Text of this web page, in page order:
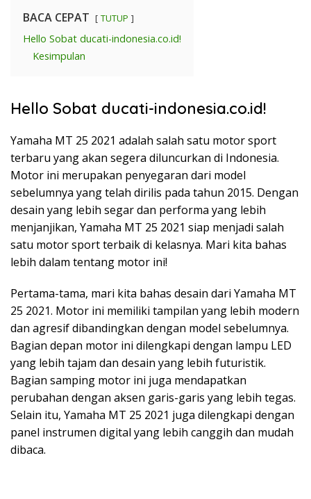
BACA CEPAT TUTUP
Hello Sobat ducati-indonesia.co.id!
Kesimpulan
Hello Sobat ducati-indonesia.co.id!
Yamaha MT 25 2021 adalah salah satu motor sport
terbaru yang akan segera diluncurkan di Indonesia.
Motor ini merupakan penyegaran dari model
sebelumnya yang telah dirilis pada tahun 2015. Dengan
desain yang lebih segar dan performa yang lebih
menjanjikan, Yamaha MT 25 2021 siap menjadi salah
satu motor sport terbaik di kelasnya. Mari kita bahas
lebih dalam tentang motor ini!
Pertama-tama, mari kita bahas desain dari Yamaha MT
25 2021. Motor ini memiliki tampilan yang lebih modern
dan agresif dibandingkan dengan model sebelumnya.
Bagian depan motor ini dilengkapi dengan lampu LED
yang lebih tajam dan desain yang lebih futuristik.
Bagian samping motor ini juga mendapatkan
perubahan dengan aksen garis-garis yang lebih tegas.
Selain itu, Yamaha MT 25 2021 juga dilengkapi dengan
panel instrumen digital yang lebih canggih dan mudah
dibaca.